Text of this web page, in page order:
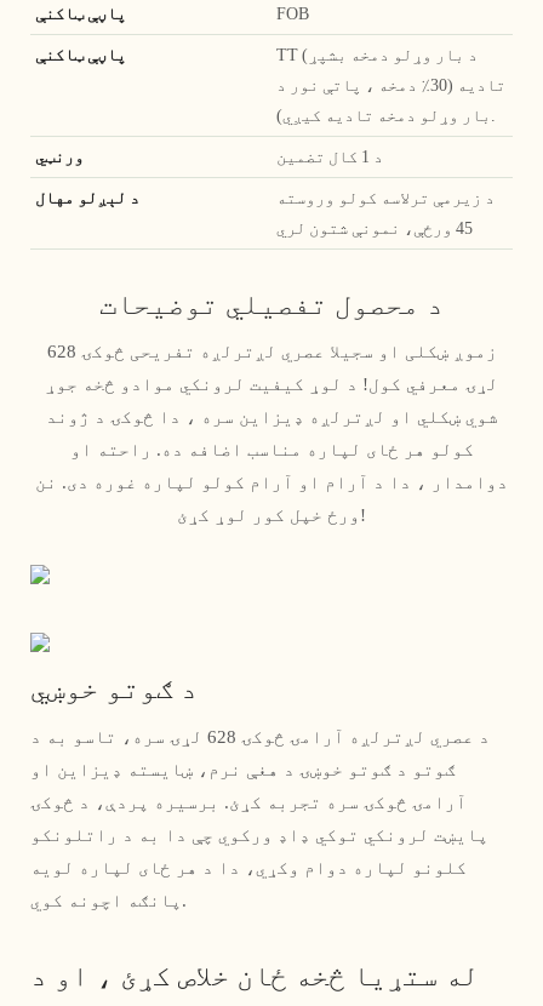
FOB
TT (د بار وړلو دمخه بشپړ
تادیه (30٪ دمخه ، پاتې نور د
بار وړلو دمخه تادیه کیږي).
د 1 کال تضمین
د زیرمې ترلاسه کولو وروسته
45 ورځې، نمونې شتون لري
د محصول تفصيلي توضیحات
زموږ ښکلی او سجیلا عصري لږترلږه تفریحی څوکۍ 628
لړۍ معرفي کول! د لوړ کیفیت لرونکي موادو څخه جوړ
شوي ښکلي او لږترلږه ډیزاین سره ، دا څوکۍ د ژوند
کولو هر ځای لپاره مناسب اضافه ده. راحته او
دوامدار ، دا د آرام او آرام کولو لپاره غوره دی. نن
ورځ خپل کور لوړ کړئ!
د ګوتو خوښي
د عصري لږترلږه آرامۍ څوکۍ 628 لړۍ سره، تاسو به د
ګوتو د ګوتو خوښۍ د هغې نرم، ښایسته ډیزاین او
آرامۍ څوکۍ سره تجربه کړئ. برسیره پردې، د څوکۍ
پایښت لرونکي توکي ډاډ ورکوي چې دا به د راتلونکو
کلونو لپاره دوام وکړي، دا د هر ځای لپاره لویه
پانګه اچونه کوي.
له ستړیا څخه ځان خلاص کړئ ، او د